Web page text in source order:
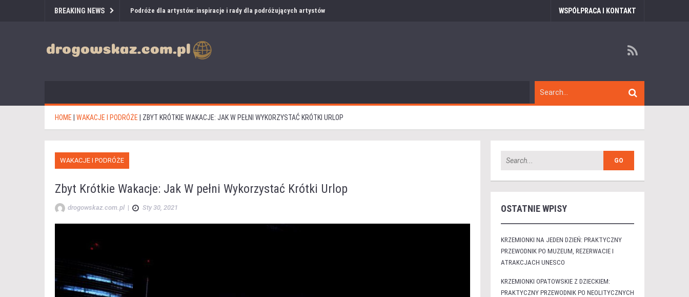
BREAKING NEWS Podróże dla artystów: inspiracje i rady dla podróżujących artystów WSPÓŁPRACA I KONTAKT
HOME WAKACJE I PODRÓŻE ZBYT KRÓTKIE WAKACJE: JAK W PEŁNI WYKORZYSTAĆ KRÓTKI URLOP
WAKACJE I PODRÓŻE
Zbyt Krótkie Wakacje: Jak W pełni Wykorzystać Krótki Urlop
drogowskaz.com.pl | Sty 30, 2021 OSTATNIE WPISY
KRZEMIONKI NA JEDEN DZIEŃ: PRAKTYCZNY
PRZEWODNIK PO MUZEUM, REZERWACIE I
ATRAKCJACH UNESCO
KRZEMIONKI OPATOWSKIE Z DZIECKIEM:
PRAKTYCZNY PRZEWODNIK PO NEOLITYCZNYCH